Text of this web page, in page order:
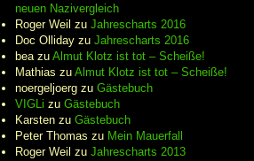
neuen Nazivergleich
Roger Weil zu Jahrescharts 2016
Doc Ollidayzu Jahrescharts 2016
beazu Almut Klotz ist tot – Scheiße!
Mathias zu Almut Klotz ist tot – Scheiße!
noergeljoergzu Gästebuch
VIGLi zu Gästebuch
Karstenzu Gästebuch
Peter Thomas zu Mein Mauerfall
Roger Weil zu Jahrescharts 2013